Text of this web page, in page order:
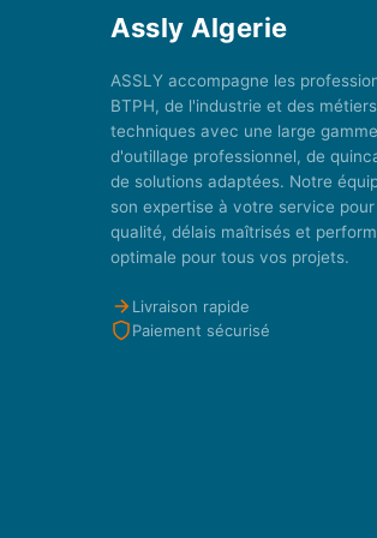
Assly Algerie
ASSLY accompagne les
BTPH, de l'industrie et des métiers
techniques avec une large gamme
d'outillage professionnel, de
de solutions adaptées. Notre
son expertise à votre service
qualité, délais maîtrisés et
optimale pour tous vos projets.
Livraison rapide
Paiement sécurisé